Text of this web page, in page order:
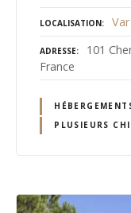
LOCALISATION Var
ADRESSE
101
France
PLUSIEURS